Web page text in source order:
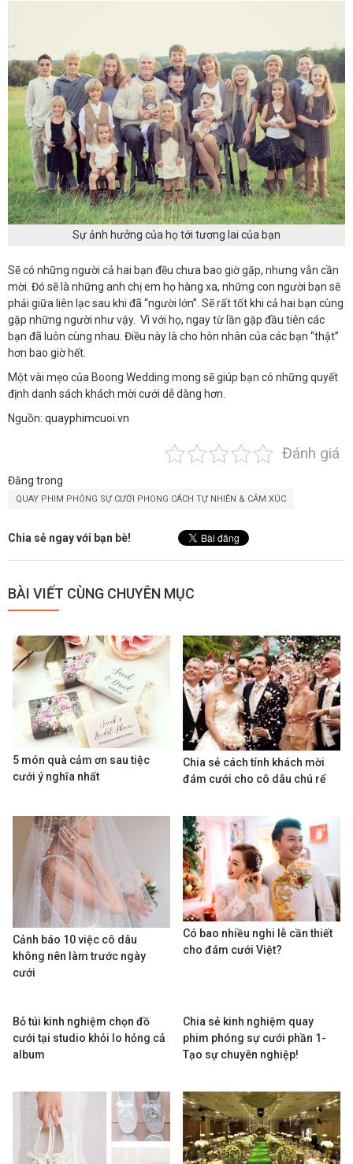
Sự ảnh hưởng của họ tới tương lai của bạn
Sẽ có những người cả hai bạn đều chưa bao giờ gặp, nhưng vẫn cần
mời. Đó sẽ là những anh chị em họ hàng xa, những con người bạn sẽ
phải giữa liên lạc sau khi đã “người lớn”. Sẽ rất tốt khi cả hai bạn cùng
gặp những người như vậy. Vì với họ, ngay từ lần gặp đầu tiên các
bạn đã luôn cùng nhau. Điều này là cho hôn nhân của các bạn “thật”
hơn bao giờ hết.
Một vài mẹo của Boong Wedding mong sẽ giúp bạn có những quyết
định danh sách khách mời cưới dễ dàng hơn.
Nguồn: quayphimcuoi.vn
Đánh giá
Đăng trong
QUAY PHIM PHÓNG SỰ CƯỚI PHONG CÁCH TỰ NHIÊN & CẢM XÚC
Chia sẻ ngay với bạn bè!
BÀI VIẾT CÙNG CHUYÊN MỤC
5 món quà cảm ơn sau tiệc
cưới ý nghĩa nhất
Chia sẻ cách tính khách mời
đám cưới cho cô dâu chú rể
Cảnh báo 10 việc cô dâu
không nên làm trước ngày
cưới
Có bao nhiều nghi lễ cần thiết
cho đám cưới Việt?
Bỏ túi kinh nghiệm chọn đồ
cưới tại studio khỏi lo hỏng cả
album
Chia sẻ kinh nghiệm quay
phim phóng sự cưới phần 1-
Tạo sự chuyên nghiệp!